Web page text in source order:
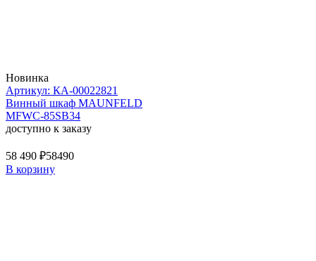
Новинка
Артикул: КА-00022821
Винный шкаф MAUNFELD
MFWC-85SB34
доступно к заказу
58 490 ₽58490
В корзину